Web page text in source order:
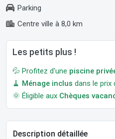
Parking
Centre ville à 8,0 km
Les petits plus !
💦 Profitez d'une piscine
🧹 Ménage inclus dans le prix
🌞 Éligible aux Chèques
Description détaillée